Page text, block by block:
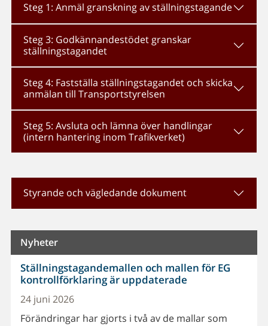
Steg 1: Anmäl granskning av ställningstagande
Steg 3: Godkännandestödet granskar
ställningstagandet
Steg 4: Fastställa ställningstagandet och skicka
anmälan till Transportstyrelsen
Steg 5: Avsluta och lämna över handlingar
(intern hantering inom Trafikverket)
Styrande och vägledande dokument
Nyheter
Ställningstagandemallen och mallen för EG
kontrollförklaring är uppdaterade
24 juni 2026
Förändringar har gjorts i två av de mallar som